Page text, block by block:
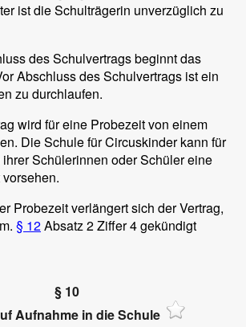
ist die Schulträgerin unverzüglich zu
des Schulvertrags beginnt das
Abschluss des Schulvertrags ist ein
zu durchlaufen.
wird für eine Probezeit von einem
Die Schule für Circuskinder kann für
Schülerinnen oder Schüler eine
Probezeit verlängert sich der Vertrag,
§ 12Absatz 2 Ziffer 4 gekündigt
§ 10
Aufnahme in die Schule